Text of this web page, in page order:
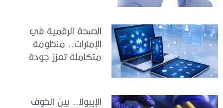
الصحة الرقمية في
الإمارات.. منظومة
متكاملة تعزز جودة
الإيبولا.. بين الخوف